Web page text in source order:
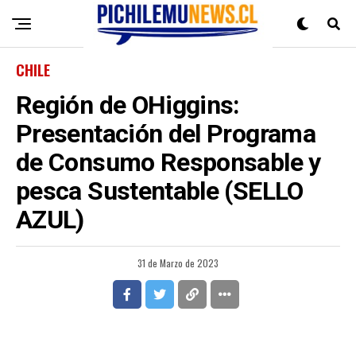
CHILE
Región de OHiggins:
Presentación del Programa
de Consumo Responsable y
pesca Sustentable (SELLO
AZUL)
31 de Marzo de 2023